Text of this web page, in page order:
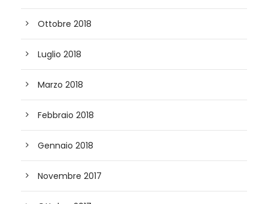
Ottobre 2018
Luglio 2018
Marzo 2018
Febbraio 2018
Gennaio 2018
Novembre 2017